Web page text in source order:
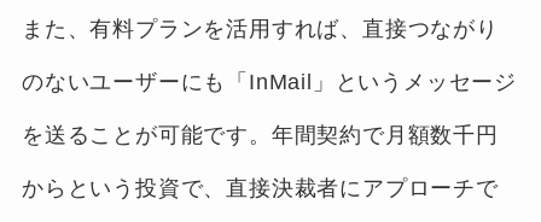
また、有料プランを活用すれば、直接つながり
のないユーザーにも「InMail」というメッセージ
を送ることが可能です。年間契約で月額数千円
からという投資で、直接決裁者にアプローチで